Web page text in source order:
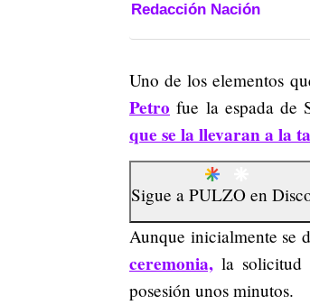
Redacción Nación
Uno de los elementos
Petro fue la espada de
que se la llevaran a la
Sigue a PULZO en
Aunque inicialmente se
ceremonia, la solicitud
posesión unos minutos.